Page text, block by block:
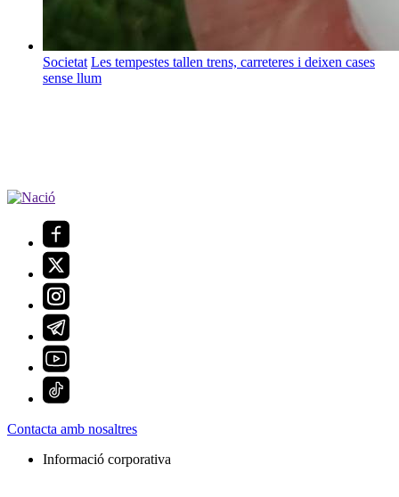
Societat Les tempestes tallen trens, carreteres i deixen cases
sense llum
Contacta amb nosaltres
Informació corporativa